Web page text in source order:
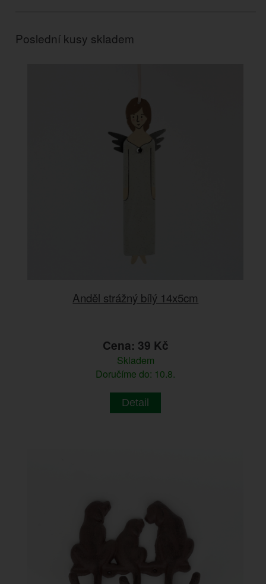
Poslední kusy skladem
Anděl strážný bílý 14x5cm
Cena: 39 Kč
Skladem
Doručíme do: 10.8.
Detail